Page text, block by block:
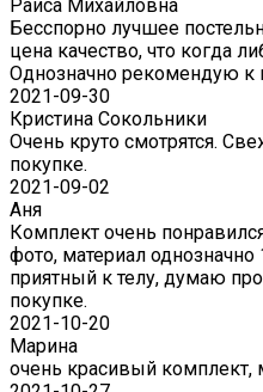
Раиса Михайловна
Бесспорно лучшее
цена качество, что когда
Однозначно рекомендую к
2021-09-30
Кристина Сокольники
Очень круто смотрятся.
покупке.
2021-09-02
Аня
Комплект очень
фото, материал
приятный к телу, думаю
покупке.
2021-10-20
Марина
очень красивый